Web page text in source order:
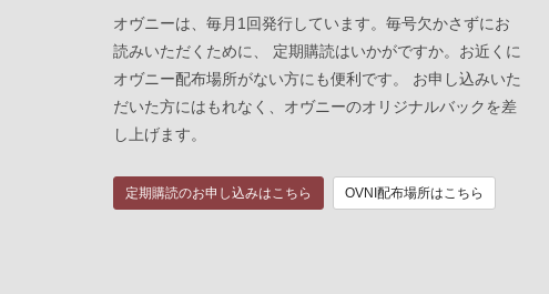
オヴニーは、毎月1回発行しています。毎号欠かさずにお
読みいただくために、 定期購読はいかがですか。お近くに
オヴニー配布場所がない方にも便利です。 お申し込みいた
だいた方にはもれなく、オヴニーのオリジナルバックを差
し上げます。
定期購読のお申し込みはこちら OVNI配布場所はこちら